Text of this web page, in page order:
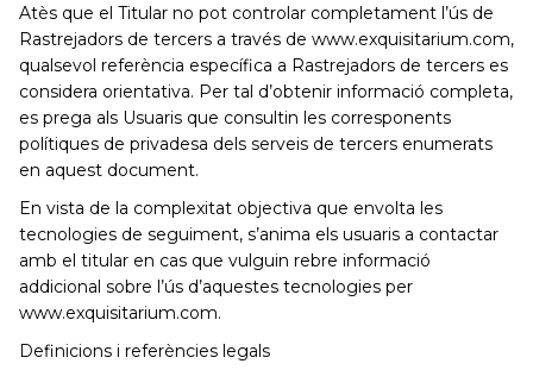
Atès que el Titular no pot controlar completament l’ús de
Rastrejadors de tercers a través de www.exquisitarium.com,
qualsevol referència específica a Rastrejadors de tercers es
considera orientativa. Per tal d’obtenir informació completa,
es prega als Usuaris que consultin les corresponents
polítiques de privadesa dels serveis de tercers enumerats
en aquest document.
En vista de la complexitat objectiva que envolta les
tecnologies de seguiment, s’anima els usuaris a contactar
amb el titular en cas que vulguin rebre informació
addicional sobre l’ús d’aquestes tecnologies per
www.exquisitarium.com.
Definicions i referències legals